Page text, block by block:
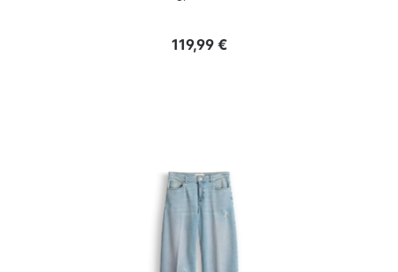
Regulärer Preis:
119,99 €